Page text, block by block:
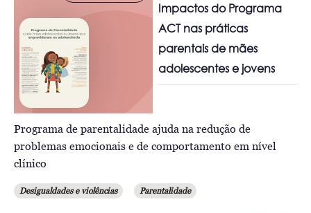
Impactos do Programa
ACT nas práticas
parentais de mães
adolescentes e jovens
Programa de parentalidade ajuda na redução de
problemas emocionais e de comportamento em nível
clínico
Desigualdades e violências Parentalidade